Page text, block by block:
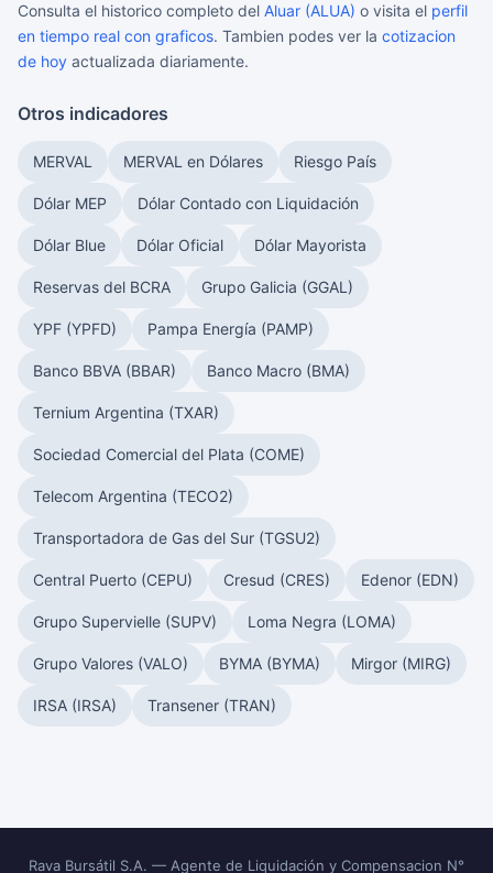
Consulta el historico completo del Aluar (ALUA) o visita el perfil
en tiempo real con graficos. Tambien podes ver la cotizacion
de hoy actualizada diariamente.
Otros indicadores
MERVAL MERVAL en Dólares Riesgo País
Dólar MEP Dólar Contado con Liquidación
Dólar Blue Dólar Oficial Dólar Mayorista
Reservas del BCRA Grupo Galicia (GGAL)
YPF (YPFD) Pampa Energía (PAMP)
Banco BBVA (BBAR) Banco Macro (BMA)
Ternium Argentina (TXAR)
Sociedad Comercial del Plata (COME)
Telecom Argentina (TECO2)
Transportadora de Gas del Sur (TGSU2)
Central Puerto (CEPU) Cresud (CRES) Edenor (EDN)
Grupo Supervielle (SUPV) Loma Negra (LOMA)
Grupo Valores (VALO) BYMA (BYMA) Mirgor (MIRG)
IRSA (IRSA) Transener (TRAN)
Rava Bursátil S.A. — Agente de Liquidación y Compensacion N°